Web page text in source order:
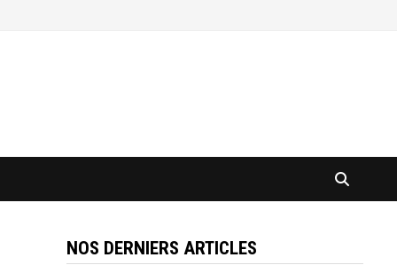
NOS DERNIERS ARTICLES